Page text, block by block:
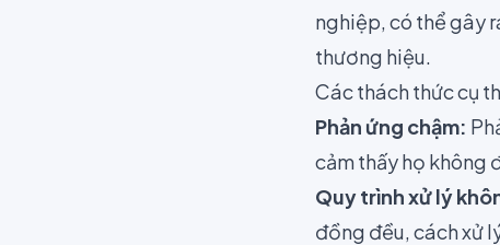
nghiệp, có thể gây
thương hiệu.
Các thách thức cụ
Phản ứng chậm:
cảm thấy họ không
Quy trình xử lý
đồng đều, cách xử